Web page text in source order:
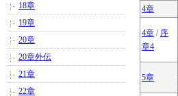
4章
4章 / 序
章4
5章
18章
19章
20章
20章外伝
21章
22章